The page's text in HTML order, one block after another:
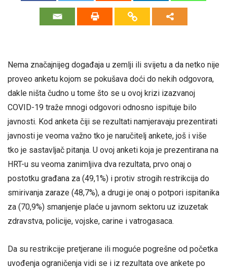
Nema značajnijeg događaja u zemlji ili svijetu a da netko nije
proveo anketu kojom se pokušava doći do nekih odgovora,
dakle ništa čudno u tome što se u ovoj krizi izazvanoj
COVID-19 traže mnogi odgovori odnosno ispituje bilo
javnosti. Kod anketa čiji se rezultati namjeravaju prezentirati
javnosti je veoma važno tko je naručitelj ankete, još i više
tko je sastavljač pitanja. U ovoj anketi koja je prezentirana na
HRT-u su veoma zanimljiva dva rezultata, prvo onaj o
postotku građana za (49,1%) i protiv strogih restrikcija do
smirivanja zaraze (48,7%), a drugi je onaj o potpori ispitanika
za (70,9%) smanjenje plaće u javnom sektoru uz izuzetak
zdravstva, policije, vojske, carine i vatrogasaca.
Da su restrikcije pretjerane ili moguće pogrešne od početka
uvođenja ograničenja vidi se i iz rezultata ove ankete po